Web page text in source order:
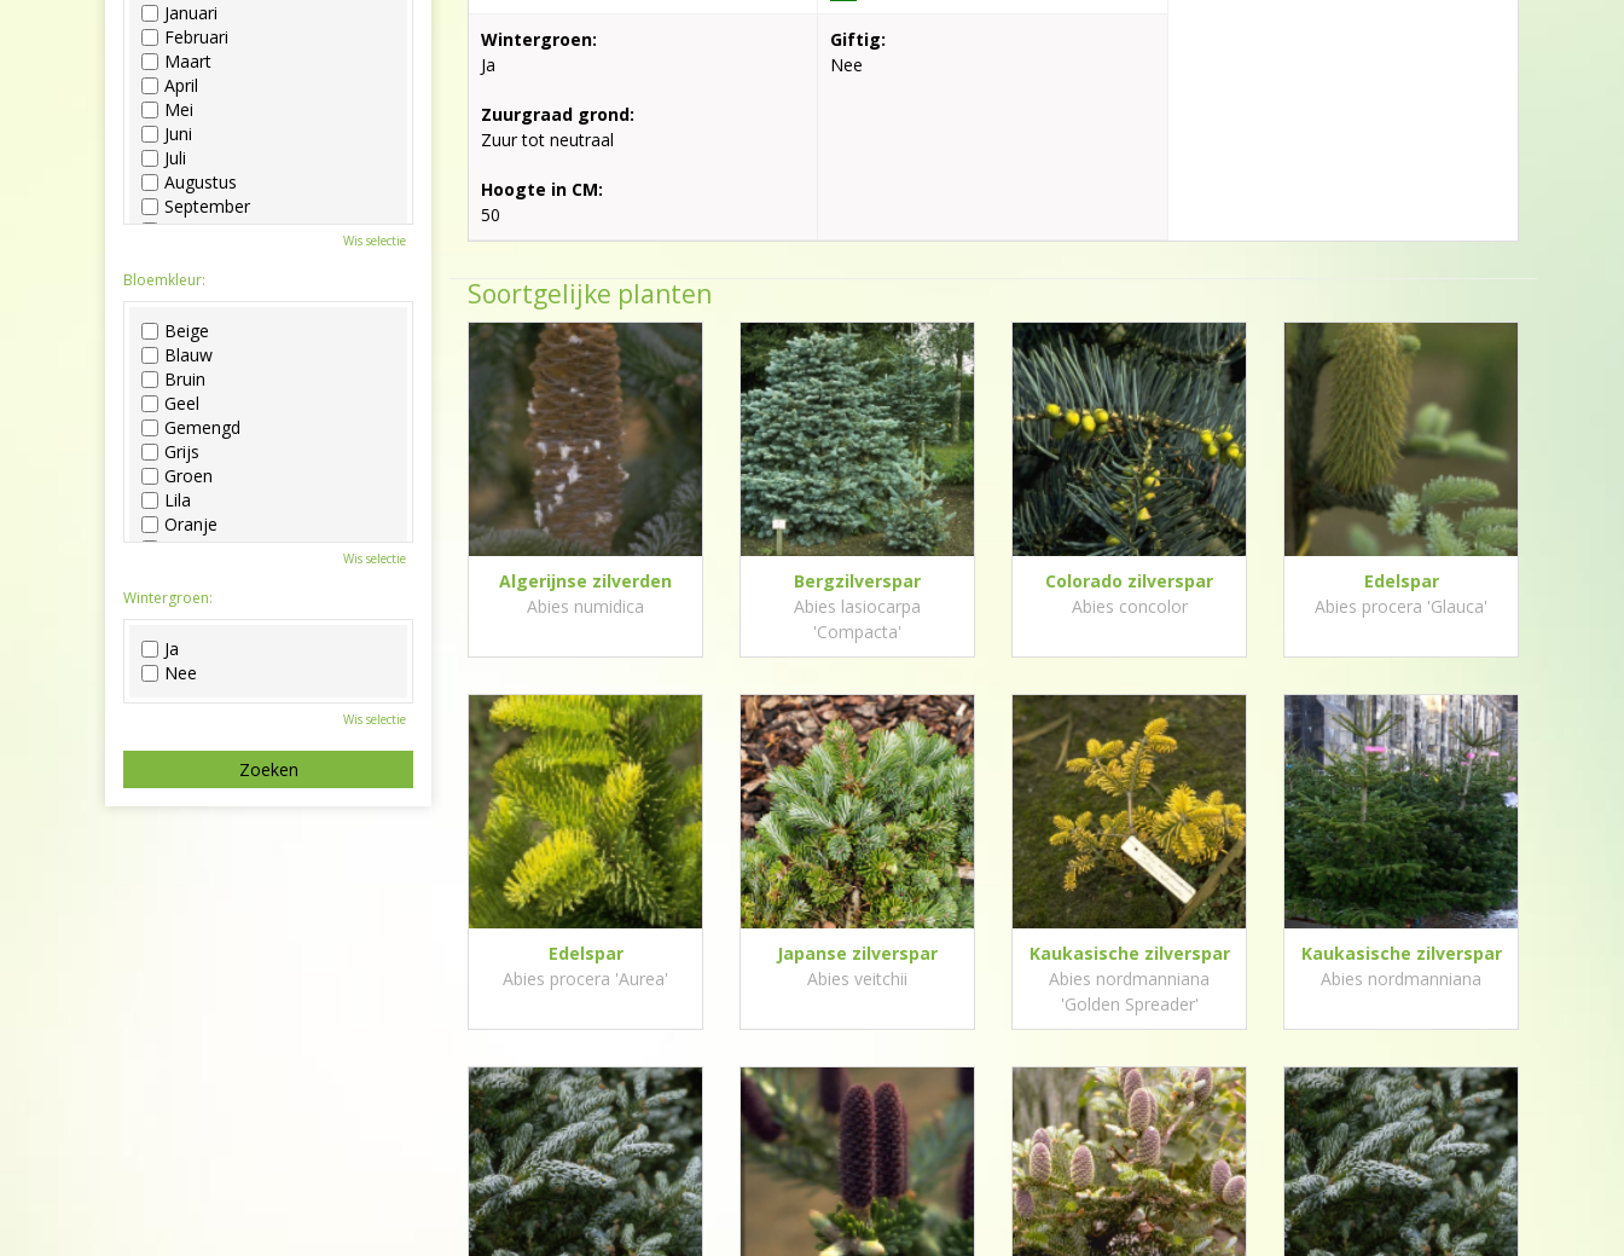
Wintergroen:
Ja
Zuurgraad grond:
Zuur tot neutraal
Hoogte in CM:
50
Giftig:
Nee
Soortgelijke planten
Algerijnse zilverden
Abies numidica
Bergzilverspar
Abies lasiocarpa
'Compacta'
Colorado zilverspar
Abies concolor
Edelspar
Abies procera 'Glauca'
Edelspar
Abies procera 'Aurea'
Japanse zilverspar
Abies veitchii
Kaukasische zilverspar
Abies nordmanniana
'Golden Spreader'
Kaukasische zilverspar
Abies nordmanniana
Januari
Februari
Maart
April
Mei
Juni
Juli
Augustus
September
Oktober
December
Wis selectie
Bloemkleur:
Beige
Blauw
Bruin
Geel
Gemengd
Grijs
Groen
Lila
Oranje
Paars
Roze
Wit
Zwart
Wis selectie
Wintergroen:
Ja
Nee
Wis selectie